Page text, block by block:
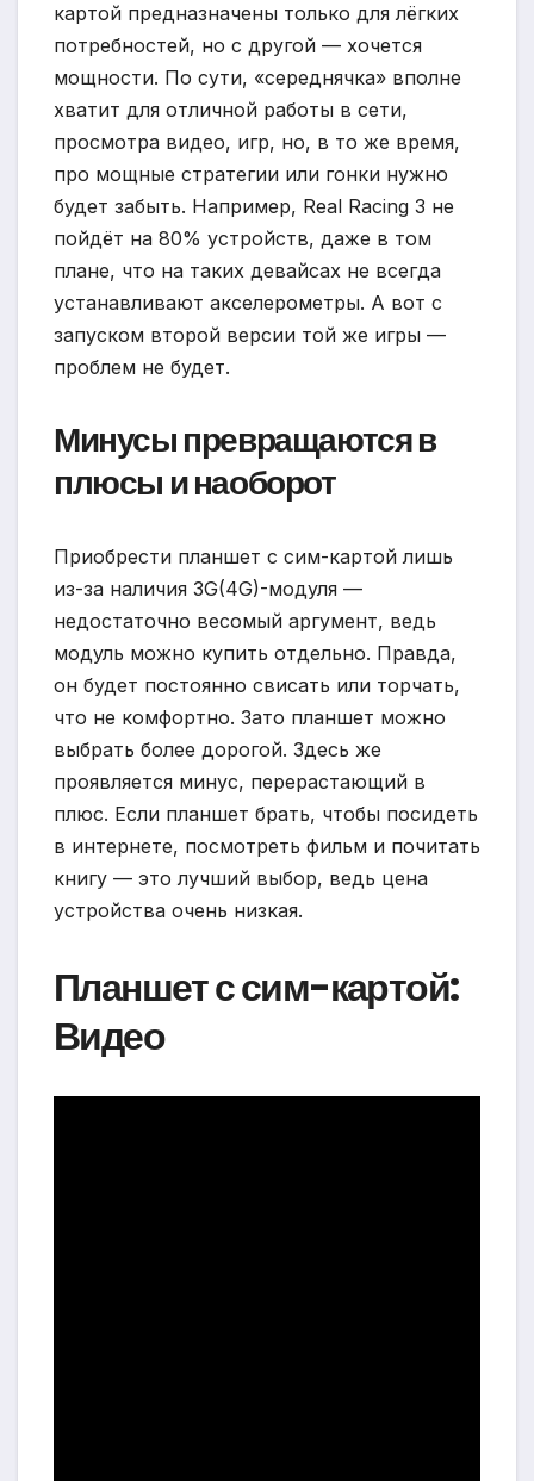
картой предназначены только для лёгких
потребностей, но с другой — хочется
мощности. По сути, «середнячка» вполне
хватит для отличной работы в сети,
просмотра видео, игр, но, в то же время,
про мощные стратегии или гонки нужно
будет забыть. Например, Real Racing 3 не
пойдёт на 80% устройств, даже в том
плане, что на таких девайсах не всегда
устанавливают акселерометры. А вот с
запуском второй версии той же игры —
проблем не будет.
Минусы превращаются в
плюсы и наоборот
Приобрести планшет с сим-картой лишь
из-за наличия 3G(4G)-модуля —
недостаточно весомый аргумент, ведь
модуль можно купить отдельно. Правда,
он будет постоянно свисать или торчать,
что не комфортно. Зато планшет можно
выбрать более дорогой. Здесь же
проявляется минус, перерастающий в
плюс. Если планшет брать, чтобы посидеть
в интернете, посмотреть фильм и почитать
книгу — это лучший выбор, ведь цена
устройства очень низкая.
Планшет с сим-картой:
Видео